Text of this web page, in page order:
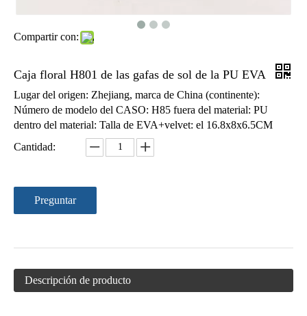
Caja de las lentes de la PU EVA con la dimensión de una variable única H44 Caja de las lentes de EVA con la cremallera H41
Compartir con:
Caja floral H801 de las gafas de sol de la PU EVA
Lugar del origen: Zhejiang, marca de China (continente):
Número de modelo del CASO: H85 fuera del material: PU
dentro del material: Talla de EVA+velvet: el 16.8x8x6.5CM
Cantidad:
Preguntar
Descripción de producto